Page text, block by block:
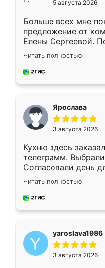
5 августа 2026
Больше всех мне
предложение от
Елены Сергеевой.
короткие сроки
для замера
предложил по
Читать полностью
Ярослава
3 августа 2026
Кухню здесь
телеграмм.
Согласовали день
недели кухня была
довольны работой.
мебель за
Читать полностью
yaroslava1986
3 августа 2026